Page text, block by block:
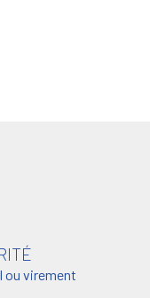
ou virement